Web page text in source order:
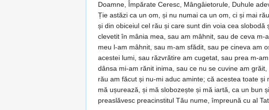
Doamne, Împărate Ceresc, Mân­gâ­ie­­­to­rule, Duhule
Ție astăzi ca un om, și nu numai ca un om, ci și mai
și din obiceiul cel rău și care sunt din voia cea
clevetit în mânia mea, sau am mâhnit, sau de ceva
meu l-am mâh­nit, sau m-am sfădit, sau pe cineva am
acestei lumi, sau răzvră­tire am cugetat, sau prea m-
dânsa mi-am rănit inima, sau ce nu se cu­vine am
rău am făcut și nu-mi aduc aminte; că acestea toate
mă ușurează, și mă slobozește și mă iartă, ca un bun
prea­slă­vesc prea­cinstitul Tău nu­me, împreună cu al